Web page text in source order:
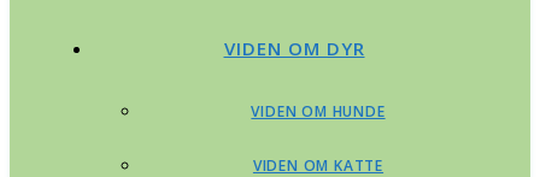
VIDEN OM DYR
VIDEN OM HUNDE
VIDEN OM KATTE